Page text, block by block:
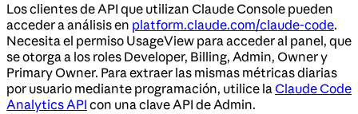
Los clientes de API que utilizan Claude Console pueden
acceder a análisis en platform.claude.com/claude-code.
Necesita el permiso UsageView para acceder al panel, que
se otorga a los roles Developer, Billing, Admin, Owner y
Primary Owner. Para extraer las mismas métricas diarias
por usuario mediante programación, utilice laClaude Code
Analytics API con una clave API de Admin.